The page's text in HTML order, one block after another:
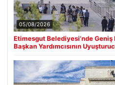
05/08/2026
Etimesgut Belediyesi’nde Geniş
Başkan Yardımcısının